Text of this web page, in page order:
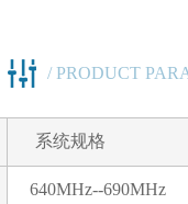
/ PRODUCT
系统规格
640MHz--690MHz